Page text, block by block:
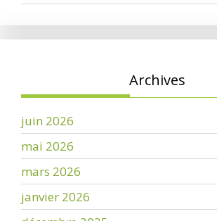
Archives
juin 2026
mai 2026
mars 2026
janvier 2026